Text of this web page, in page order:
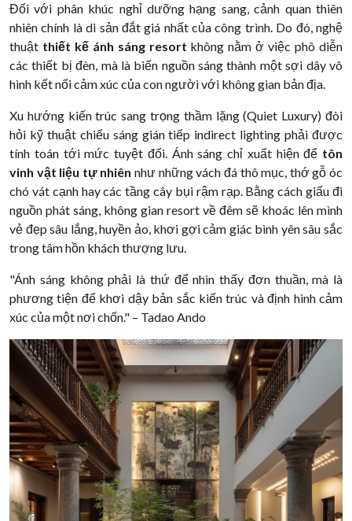
Đối với phân khúc nghỉ dưỡng hạng sang, cảnh quan thiên
nhiên chính là di sản đắt giá nhất của công trình. Do đó, nghệ
thuật thiết kế ánh sáng resort không nằm ở việc phô diễn
các thiết bị đèn, mà là biến nguồn sáng thành một sợi dây vô
hình kết nối cảm xúc của con người với không gian bản địa.
Xu hướng kiến trúc sang trọng thầm lặng (Quiet Luxury) đòi
hỏi kỹ thuật chiếu sáng gián tiếp indirect lighting phải được
tính toán tới mức tuyệt đối. Ánh sáng chỉ xuất hiện để tôn
vinh vật liệu tự nhiên như những vách đá thô mục, thớ gỗ óc
chó vát cạnh hay các tầng cây bụi rậm rạp. Bằng cách giấu đi
nguồn phát sáng, không gian resort về đêm sẽ khoác lên mình
vẻ đẹp sâu lắng, huyền ảo, khơi gợi cảm giác bình yên sâu sắc
trong tâm hồn khách thượng lưu.
"Ánh sáng không phải là thứ để nhìn thấy đơn thuần, mà là
phương tiện để khơi dậy bản sắc kiến trúc và định hình cảm
xúc của một nơi chốn." – Tadao Ando